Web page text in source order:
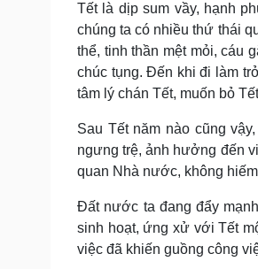
Tết là dịp sum vầy, hạnh
chúng ta có nhiều thứ thái
thể, tinh thần mệt mỏi, cáu
chúc tụng. Đến khi đi làm
tâm lý chán Tết, muốn bỏ
Sau Tết năm nào cũng
ngưng trệ, ảnh hưởng đến
quan Nhà nước, không
Đất nước ta đang đẩy
sinh hoạt, ứng xử với Tết
việc đã khiến guồng công